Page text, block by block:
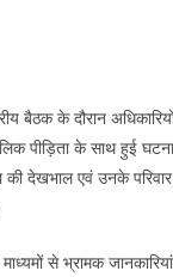
बैठक के दौरान
पीड़िता के साथ हुई घटना
देखभाल एवं उनके
से भ्रामक